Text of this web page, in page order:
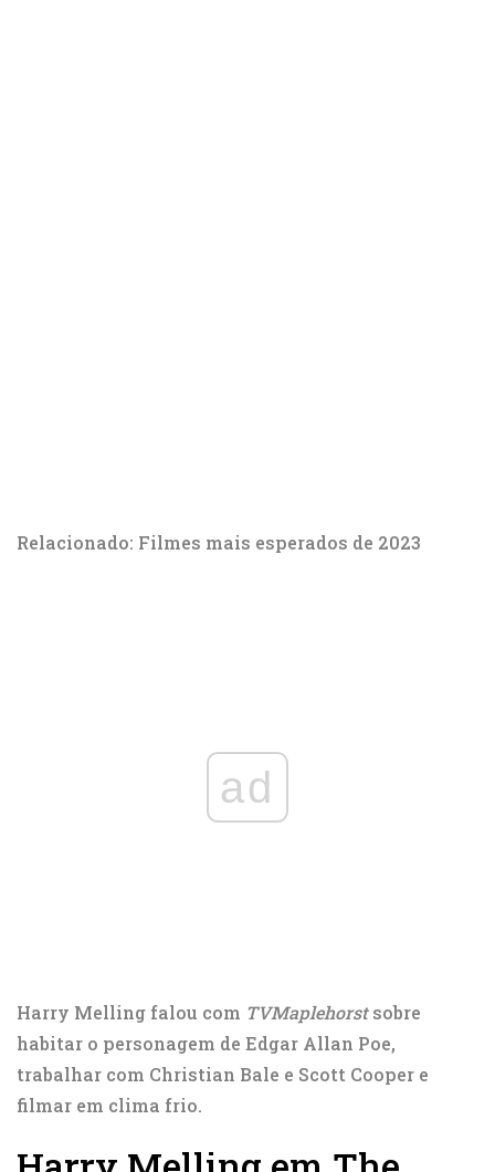
Relacionado: Filmes mais esperados de 2023
ad
Harry Melling falou com TVMaplehorstsobre
habitar o personagem de Edgar Allan Poe,
trabalhar com Christian Bale e Scott Cooper e
filmar em clima frio.